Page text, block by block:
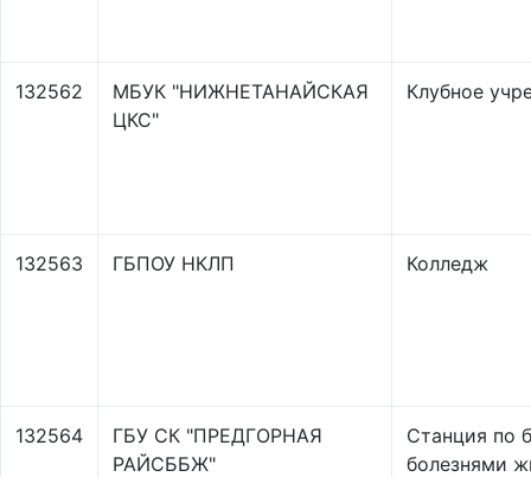
132562
МБУК "НИЖНЕТАНАЙСКАЯ
ЦКС"
Клубное
132563 ГБПОУ НКЛП Колледж
132564
ГБУ СК "ПРЕДГОРНАЯ
РАЙСББЖ"
Станция по
болезнями